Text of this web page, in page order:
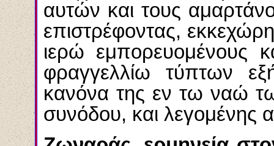
αυτών και τους
επιστρέφοντας,
ιερώ εμπορευομένους
φραγγελλίω τύπτων
κανόνα της εν τω ναώ
συνόδου, και λεγομένης